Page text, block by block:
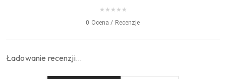
★ ★ ★ ★ ★
0 Ocena / Recenzje
Ładowanie recenzji…